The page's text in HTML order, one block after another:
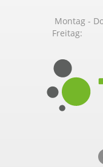
Montag -